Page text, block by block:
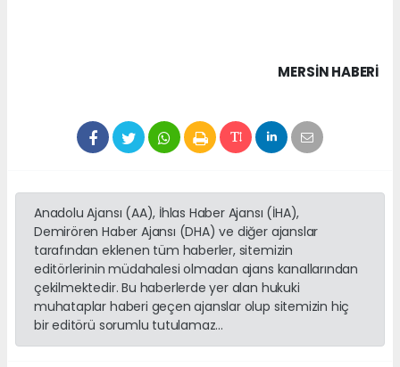
MERSIN HABERİ
Anadolu Ajansı (AA), İhlas Haber Ajansı (İHA),
Demirören Haber Ajansı (DHA) ve diğer ajanslar
tarafından eklenen tüm haberler, sitemizin
editörlerinin müdahalesi olmadan ajans kanallarından
çekilmektedir. Bu haberlerde yer alan hukuki
muhataplar haberi geçen ajanslar olup sitemizin hiç
bir editörü sorumlu tutulamaz...